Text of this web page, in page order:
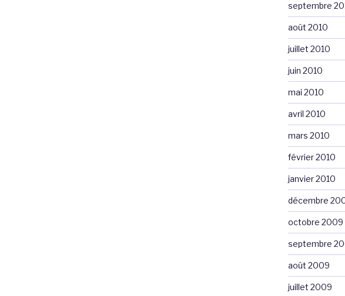
septembre
août 2010
juillet 2010
juin 2010
mai 2010
avril 2010
mars 2010
février 2010
janvier 2010
décembre
octobre 2009
septembre
août 2009
juillet 2009